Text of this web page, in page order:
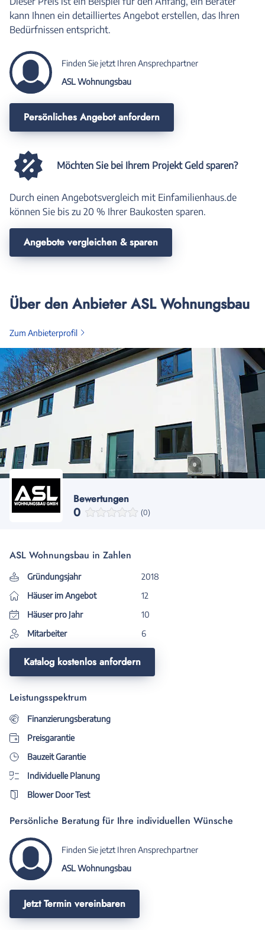
kann Ihnen ein detailliertes Angebot erstellen, das Ihren
Bedürfnissen entspricht.
Finden Sie jetzt Ihren Ansprechpartner
ASL Wohnungsbau
Persönliches Angebot anfordern
Möchten Sie bei Ihrem Projekt Geld sparen?
Durch einen Angebotsvergleich mit Einfamilienhaus.de
können Sie bis zu 20 % Ihrer Baukosten sparen.
Angebote vergleichen & sparen
Über den Anbieter ASL Wohnungsbau
Zum Anbieterprofil
Bewertungen
0 (0)
ASL Wohnungsbau in Zahlen
Gründungsjahr
2018
Häuser im Angebot
12
Häuser pro Jahr
10
Mitarbeiter
6
Katalog kostenlos anfordern
Leistungsspektrum
Finanzierungsberatung
Preisgarantie
Bauzeit Garantie
Individuelle Planung
Blower Door Test
Persönliche Beratung für Ihre individuellen Wünsche
Finden Sie jetzt Ihren Ansprechpartner
ASL Wohnungsbau
Jetzt Termin vereinbaren